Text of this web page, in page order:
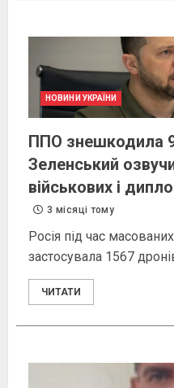
НОВИНИ УКРАЇНИ
ППО знешкодила
Зеленський
військових і
3 місяці тому
Росія під час
застосувала 1567
ЧИТАТИ